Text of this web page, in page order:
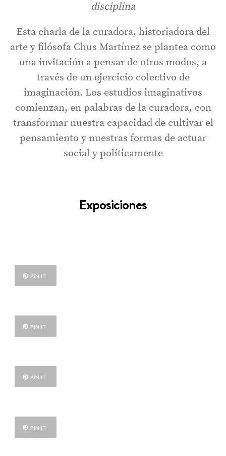
disciplina
Esta charla de la curadora, historiadora del
arte y filósofa Chus Martínez se plantea como
una invitación a pensar de otros modos, a
través de un ejercicio colectivo de
imaginación. Los estudios imaginativos
comienzan, en palabras de la curadora, con
transformar nuestra capacidad de cultivar el
pensamiento y nuestras formas de actuar
social y políticamente
Exposiciones
PIN IT
PIN IT
PIN IT
PIN IT